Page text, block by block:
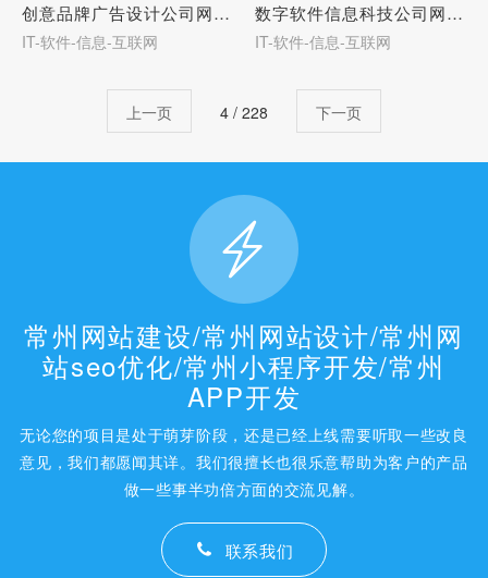
创意品牌广告设计公司网站模板-27631
IT-软件-信息-互联网
数字软件信息科技公司网站模板-27630
IT-软件-信息-互联网
上一页 4 / 228 下一页
常州网站建设/常州网站设计/常州网
站seo优化/常州小程序开发/常州
APP开发
无论您的项目是处于萌芽阶段，还是已经上线需要听取一些改良
意见，我们都愿闻其详。我们很擅长也很乐意帮助为客户的产品
做一些事半功倍方面的交流见解。
联系我们